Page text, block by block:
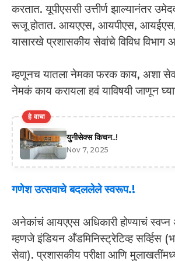
करतात. यूपीएससी उत्तीर्ण झाल्यानंतर
रूजू होतात. आयएएस, आयपीएस,
यासारखे प्रशासकीय सेवांचे विविध विभाग
म्हणूनच यातला नेमका फरक काय, अशा
नेमकं काय करायला हवं याविषयी जाणून
हे वाचा
युनीसेक्स किचन..!
Nov 7, 2025
गणेश उत्सवाचे बदललेले स्वरूप.!
अनेकांचं आयएएस अधिकारी होण्याचं
म्हणजे इंडियन अँडमिनिस्ट्रेटिव्ह सर्व्हिस
सेवा). प्रशासकीय परीक्षा आणि